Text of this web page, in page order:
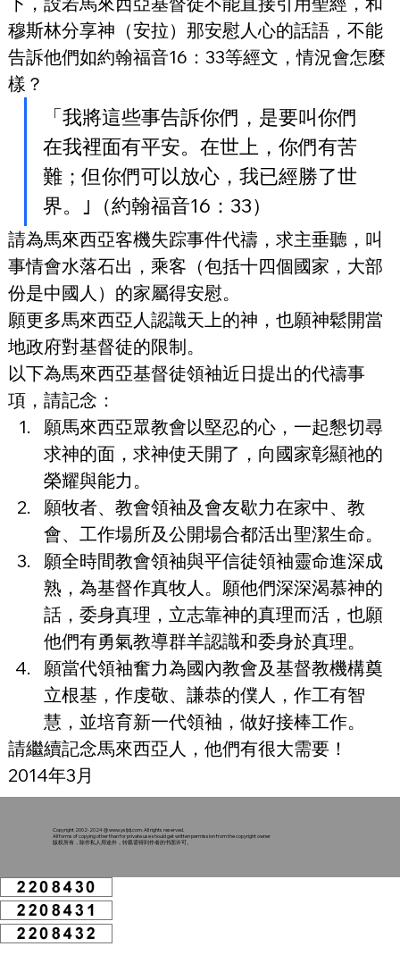
穆斯林分享神（安拉）那安慰人心的話語，不能
告訴他們如約翰福音16：33等經文，情況會怎麼
樣？
「我將這些事告訴你們，是要叫你們
在我裡面有平安。在世上，你們有苦
難；但你們可以放心，我已經勝了世
界。｣（約翰福音16：33）
請為馬來西亞客機失踪事件代禱，求主垂聽，叫
事情會水落石出，乘客（包括十四個國家，大部
份是中國人）的家屬得安慰。
願更多馬來西亞人認識天上的神，也願神鬆開當
地政府對基督徒的限制。
以下為馬來西亞基督徒領袖近日提出的代禱事
項，請記念：
願馬來西亞眾教會以堅忍的心，一起懇切尋
求神的面，求神使天開了，向國家彰顯祂的
榮耀與能力。
願牧者、教會領袖及會友歇力在家中、教
會、工作場所及公開場合都活出聖潔生命。
願全時間教會領袖與平信徒領袖靈命進深成
熟，為基督作真牧人。願他們深深渴慕神的
話，委身真理，立志靠神的真理而活，也願
他們有勇氣教導群羊認識和委身於真理。
願當代領袖奮力為國內教會及基督教機構奠
立根基，作虔敬、謙恭的僕人，作工有智
慧，並培育新一代領袖，做好接棒工作。
請繼續記念馬來西亞人，他們有很大需要！
2014年3月
Copyright 2002-2024 @www.ysljdj.com. All rights reserved.
All forms of copying other than for private use should get written permission from the copyright owner
版权所有，除作私人用途外，转载需得到作者的书面许可。